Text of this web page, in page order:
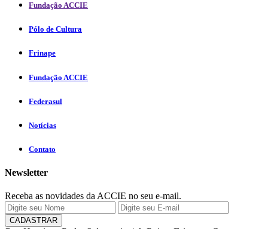
Fundação ACCIE
Pólo de Cultura
Frinape
Fundação ACCIE
Federasul
Notícias
Contato
Newsletter
Receba as novidades da ACCIE no seu e-mail.